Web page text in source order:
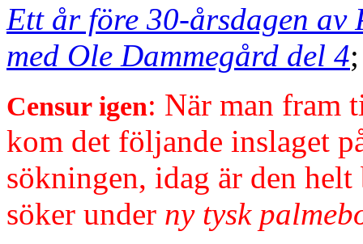
Ett år före 30-årsdagen av
med Ole Dammegård del 4;
Censur igen: När man fram
kom det följande inslaget
sökningen, idag är den
söker under ny tysk